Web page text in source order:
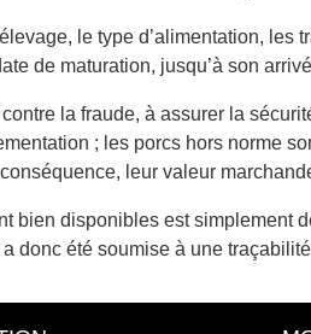
le type d’alimentation,
de maturation, jusqu’à son
la fraude, à assurer la
; les porcs hors norme
leur valeur
bien disponibles est
donc été soumise à une